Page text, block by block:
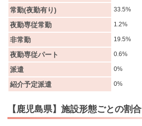
常勤(夜勤有り) 33.5%
夜勤専従常勤 1.2%
非常勤 19.5%
夜勤専従パート 0.6%
派遣 0%
紹介予定派遣 0%
【鹿児島県】施設形態ごとの割合